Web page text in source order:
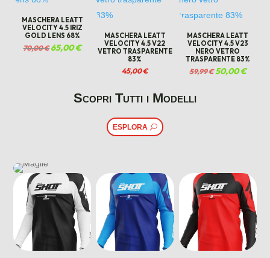
MASCHERA LEATT
VELOCITY 4.5 IRIZ
GOLD LENS 68%
70,00€Il
65,00€Il
prezzo
MASCHERA LEATT
VELOCITY 4.5 V22
VETRO TRASPARENTE
83%
45,00€
MASCHERA LEATT
VELOCITY 4.5 V23
NERO VETRO
TRASPARENTE 83%
59,99€Il
50,00€Il
Scopri Tutti i Modelli
ESPLORA